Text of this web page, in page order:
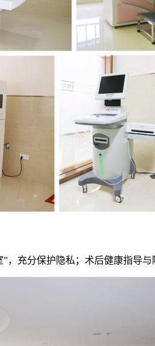
充分保护隐私；术后健康指导